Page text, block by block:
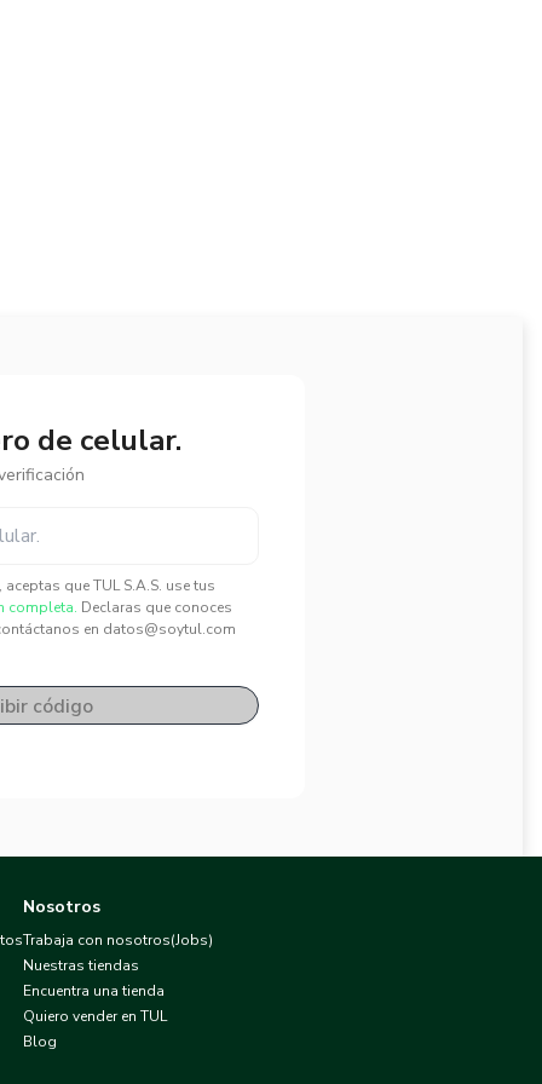
de celular.
que TUL S.A.S. use tus
completa. Declaras que conoces
en datos@soytul.com
código
Nosotros
Trabaja con nosotros(Jobs)
Nuestras tiendas
Encuentra una tienda
Quiero vender en TUL
Blog